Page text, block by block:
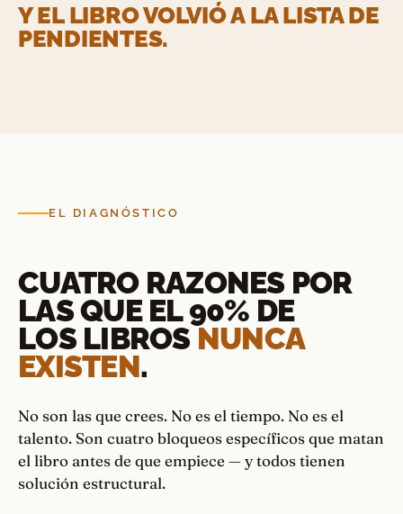
Y EL LIBRO VOLVIÓ A LA LISTA DE
PENDIENTES.
EL DIAGNÓSTICO
CUATRO RAZONES POR
LAS QUE EL 90% DE
LOS LIBROS NUNCA
EXISTEN.
No son las que crees. No es el tiempo. No es el
talento. Son cuatro bloqueos específicos que matan
el libro antes de que empiece — y todos tienen
solución estructural.